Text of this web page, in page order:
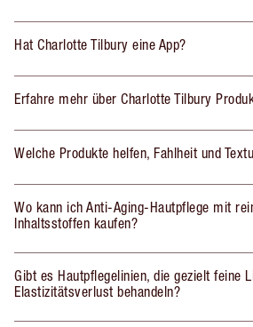
Hat Charlotte Tilbury eine App?
Erfahre mehr über Charlotte Tilbury
Welche Produkte helfen, Fahlheit und
Wo kann ich Anti-Aging-Hautpflege mit
Inhaltsstoffen kaufen?
Gibt es Hautpflegelinien, die gezielt feine
Elastizitätsverlust behandeln?